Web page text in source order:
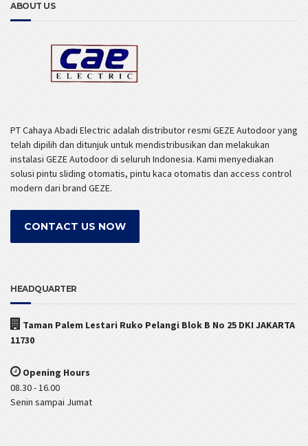
ABOUT US
PT Cahaya Abadi Electric adalah distributor resmi GEZE Autodoor yang
telah dipilih dan ditunjuk untuk mendistribusikan dan melakukan
instalasi GEZE Autodoor di seluruh Indonesia. Kami menyediakan
solusi pintu sliding otomatis, pintu kaca otomatis dan access control
modern dari brand GEZE.
CONTACT US NOW
HEADQUARTER
Taman Palem Lestari Ruko Pelangi Blok B No 25 DKI JAKARTA
11730
Opening Hours
08.30 - 16.00
Senin sampai Jumat